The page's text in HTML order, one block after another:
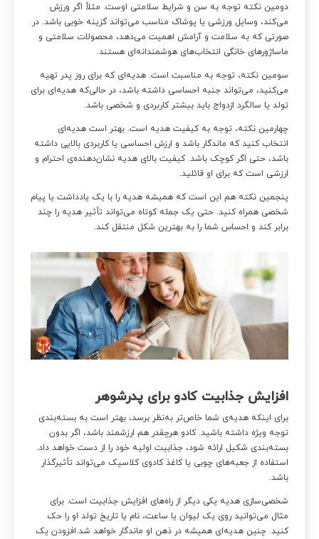
دومین نکته توجه به سن و شرایط سلامتی اوست. مثلاً اگر ورزش
می‌کند، وسایل ورزشی یا پوشاک مناسب می‌تواند گزینه خوبی باشد. در
صورتی که به سلامت و آرامش اهمیت می‌دهد، محصولات سلامتی و
ماساژورهای خانگی انتخاب‌های هوشمندانه‌ای هستند.
سومین نکته، توجه به مناسبت است. هدیه‌ای که برای روز پدر تهیه
می‌کنید، می‌تواند جنبه احساسی داشته باشد، در حالی‌که هدیه‌ای برای
تولد یا سالگرد ازدواج باید بیشتر کاربردی و شخصی باشد.
چهارمین نکته، توجه به کیفیت هدیه است. بهتر است هدیه‌ای
انتخاب کنید که ماندگار باشد و ارزش احساسی یا کاربردی بالایی داشته
باشد، حتی اگر کوچک باشد. کیفیت بالای هدیه نشان‌دهنده‌ی احترام و
ارزشی است که برای او قائلید.
پنجمین نکته هم این است که همیشه هدیه را با یک یادداشت یا پیام
شخصی همراه کنید. حتی یک جمله کوتاه می‌تواند تأثیر هدیه را چند
برابر کند و احساس شما را به بهترین شکل منتقل کند.
افزایش جذابیت کادو برای پدرشوهر
برای اینکه هدیه‌ی شما خاص‌تر به‌نظر برسد، بهتر است به بسته‌بندی
توجه ویژه داشته باشید. کادو هرچقدر هم ارزشمند باشد، اگر بدون
بسته‌بندی شکیل ارائه شود، جذابیت اولیه خود را از دست خواهد داد.
استفاده از جعبه‌های چوبی یا کاغذ کادوی کلاسیک می‌تواند تأثیرگذار
باشد.
شخصی‌سازی هدیه یکی دیگر از راه‌های افزایش جذابیت است. برای
مثال می‌توانید روی یک لیوان یا ساعت، نام یا تاریخ تولد او را حک
کنید. چنین هدیه‌ای همیشه در ذهن او ماندگار خواهد شد.افزودن یک